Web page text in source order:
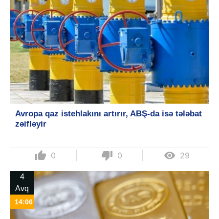
Avropa qaz istehlakını artırır, ABŞ-da isə tələbat
zəifləyir
thumb_up 0 thumb_down 0  29
4
Avq
14:06